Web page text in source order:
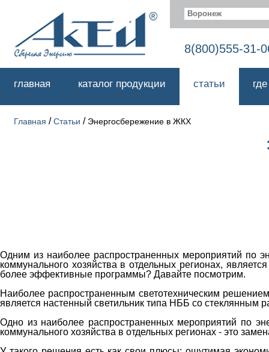
Воронеж
8(800)555-31-
главная каталог продукции статьи
Главная /Статьи / Энергосбережение в ЖКХ
Одним из наиболее распространенных мероприятий по
коммунального хозяйства в отдельных регионах,
более эффективные программы? Давайте посмотрим.
Наиболее распространенным светотехническим
является настенный светильник типа НББ со
Одно из наиболее распространенных мероприятий по
коммунального хозяйства в отдельных регионах - это